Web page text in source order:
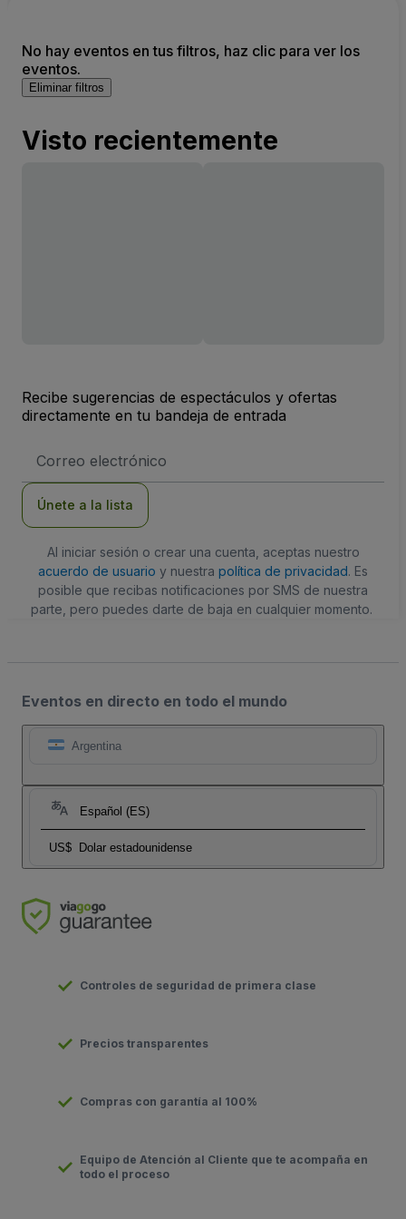
No hay eventos en tus filtros, haz clic para ver los
eventos.
Eliminar filtros
Visto recientemente
Recibe sugerencias de espectáculos y ofertas
directamente en tu bandeja de entrada
de
Únete a la lista
Al iniciar sesión o crear una cuenta, aceptas nuestro
acuerdo de usuario y nuestra política de privacidad. Es
posible que recibas notificaciones por SMS de nuestra
parte, pero puedes darte de baja en cualquier momento.
Eventos en directo en todo el mundo
Argentina
Español (ES)
US$ Dolar estadounidense
Controles de seguridad de primera clase
Precios transparentes
Compras con garantía al 100%
Equipo de Atención al Cliente que te acompaña en
todo el proceso